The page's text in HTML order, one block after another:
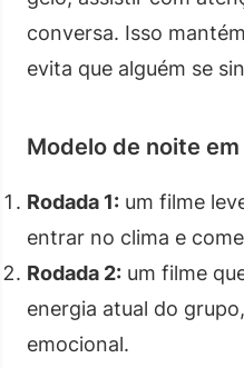
conversa. Isso
evita que alguém se
Modelo de noite
Rodada 1: um filme
entrar no clima e
Rodada 2: um filme
energia atual do
emocional.